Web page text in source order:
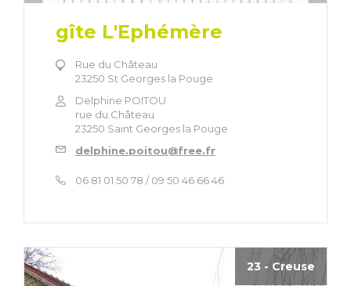
gîte L'Ephémère
Rue du Château
23250 St Georges la Pouge
Delphine POITOU
rue du Château
23250 Saint Georges la Pouge
delphine.poitou@free.fr
06 81 01 50 78 / 09 50 46 66 46
23 - Creuse